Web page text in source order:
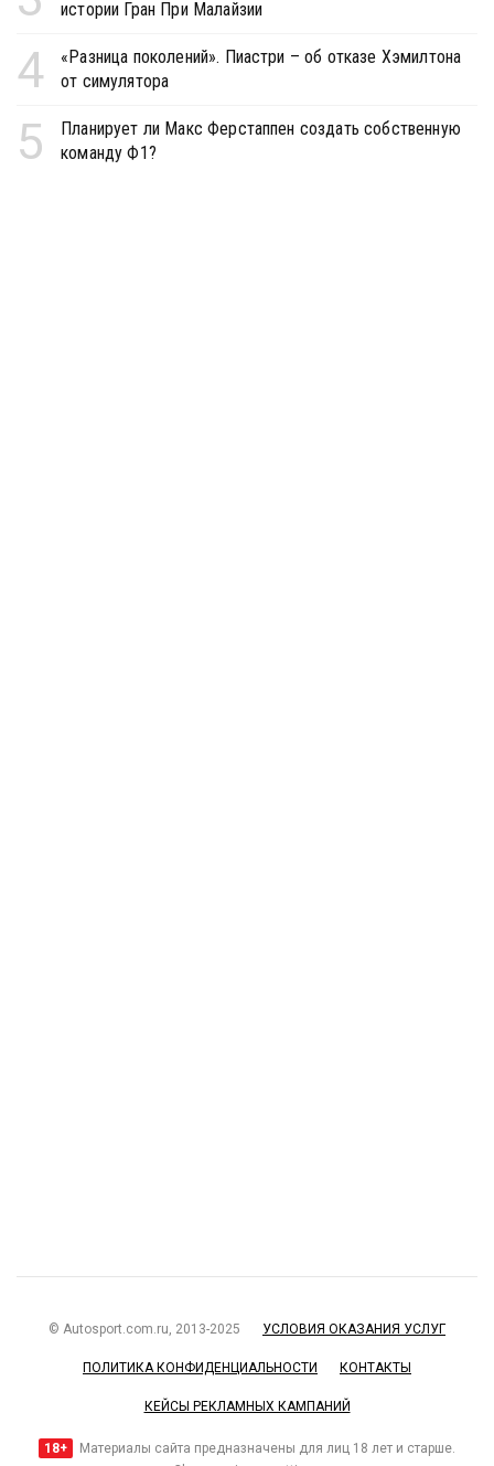
истории Гран При Малайзии
4
«Разница поколений». Пиастри – об отказе Хэмилтона
от симулятора
5
Планирует ли Макс Ферстаппен создать собственную
команду Ф1?
© Autosport.com.ru, 2013-2025 УСЛОВИЯ ОКАЗАНИЯ УСЛУГ
ПОЛИТИКА КОНФИДЕНЦИАЛЬНОСТИ КОНТАКТЫ
КЕЙСЫ РЕКЛАМНЫХ КАМПАНИЙ
18+
Материалы сайта предназначены для лиц 18 лет и старше.